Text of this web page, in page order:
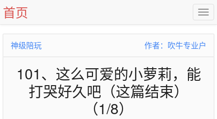
首页
神级陪玩 作者：吹牛专业户
101、这么可爱的小萝莉，能
打哭好久吧（这篇结束）
（1/8）